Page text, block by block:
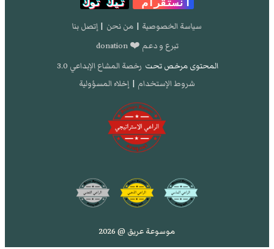
سياسة الخصوصية | من نحن | إتصل بنا
تبرع و دعم ❤️ donation
المحتوى مرخص تحت رخصة المشاع الإبداعي 3.0
شروط الإستخدام | إخلاء المسؤولية
موسوعة عريق @ 2026